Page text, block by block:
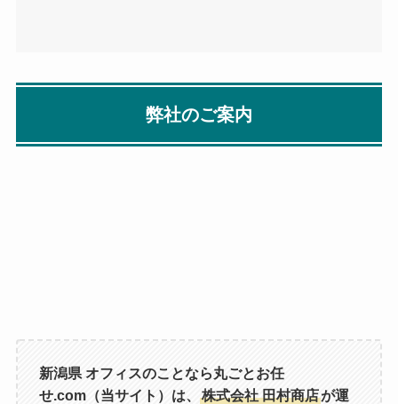
弊社のご案内
新潟県 オフィスのことなら丸ごとお任
せ.com（当サイト）は、株式会社 田村商店が運